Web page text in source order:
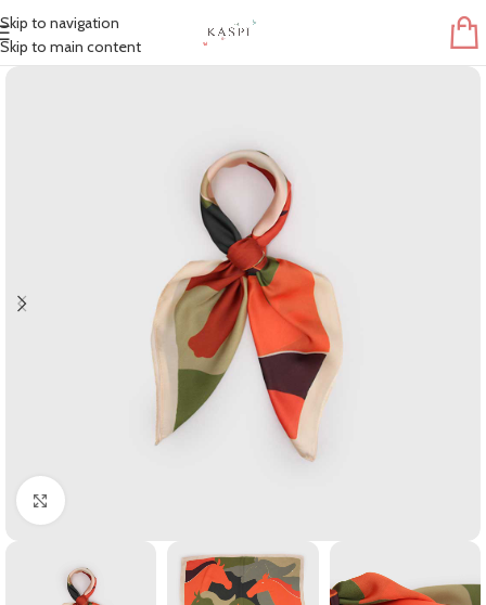
Skip to navigation
Skip to main content
Clic para ampliar